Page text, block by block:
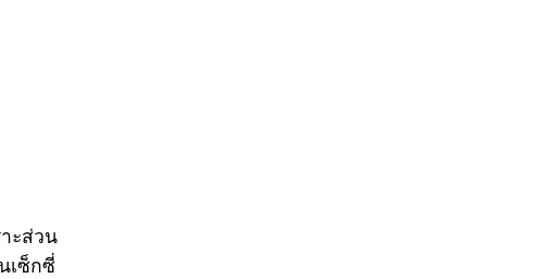
ะส่วน
เซ็กซี่